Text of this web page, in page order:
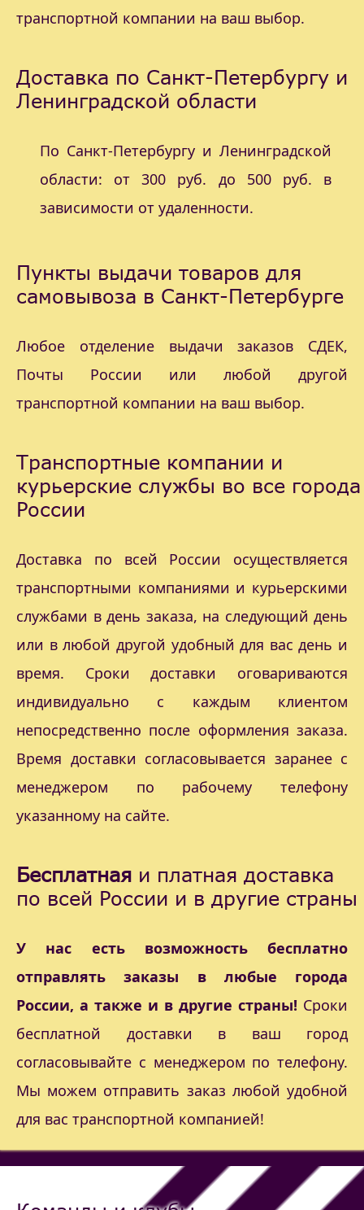
транспортной компании на ваш выбор.
Доставка по Санкт-Петербургу и
Ленинградской области
По Санкт-Петербургу и Ленинградской
области: от 300 руб. до 500 руб. в
зависимости от удаленности.
Пункты выдачи товаров для
самовывоза в Санкт-Петербурге
Любое отделение выдачи заказов СДЕК,
Почты России или любой другой
транспортной компании на ваш выбор.
Транспортные компании и
курьерские службы во все города
России
Доставка по всей России осуществляется
транспортными компаниями и курьерскими
службами в день заказа, на следующий день
или в любой другой удобный для вас день и
время. Сроки доставки оговариваются
индивидуально с каждым клиентом
непосредственно после оформления заказа.
Время доставки согласовывается заранее с
менеджером по рабочему телефону
указанному на сайте.
Бесплатная и платная доставка
по всей России и в другие страны
У нас есть возможность бесплатно
отправлять заказы в любые города
России, а также и в другие страны! Сроки
бесплатной доставки в ваш город
согласовывайте с менеджером по телефону.
Мы можем отправить заказ любой удобной
для вас транспортной компанией!